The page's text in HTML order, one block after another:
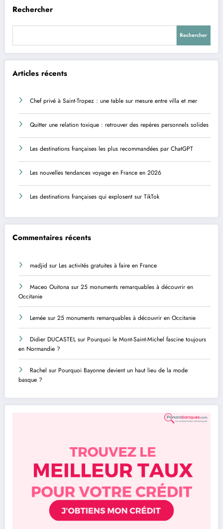
Rechercher
Rechercher
Articles récents
Chef privé à Saint-Tropez : une table sur mesure entre villa et mer
Quitter une relation toxique : retrouver des repères personnels solides
Les destinations françaises les plus recommandées par ChatGPT
Les nouvelles tendances voyage en France en 2026
Les destinations françaises qui explosent sur TikTok
Commentaires récents
madjid sur Les activités gratuites à faire en France
Maceo Ouitona sur 25 monuments remarquables à découvrir en
Occitanie
Lemée sur 25 monuments remarquables à découvrir en Occitanie
Didier DUCASTELsur Pourquoi le Mont-Saint-Michel fascine toujours
en Normandie ?
Rachel sur Pourquoi Bayonne devient un haut lieu de la mode
basque ?